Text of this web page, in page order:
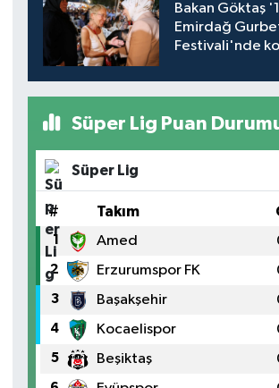
Bakan Göktaş
Emirdağ
Festivali'nde
Süper Lig Puan
Süper Lig
# Takım
1 Amed
2 Erzurumspor FK
3 Başakşehir
4 Kocaelispor
5 Beşiktaş